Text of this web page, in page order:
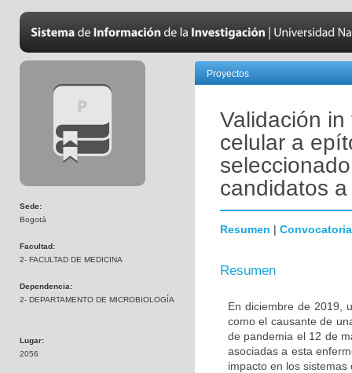
Sede:
Bogotá
Facultad:
2- FACULTAD DE MEDICINA
Dependencia:
2- DEPARTAMENTO DE MICROBIOLOGÍA
Lugar:
2056
Proyectos
Validación
celular a
candidatos
Resumen | Convocatoria
Resumen
En diciembre de 2019,
como el causante de
de pandemia el 12 de
asociadas a esta
impacto en los